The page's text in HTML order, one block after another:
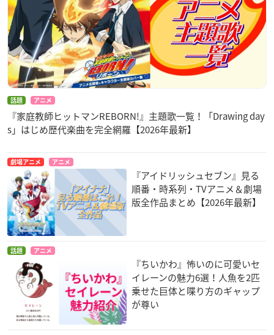
話題 アニメ
『家庭教師ヒットマンREBORN!』主題歌一覧！「Drawing day
s」はじめ歴代楽曲を完全網羅【2026年最新】
劇場アニメ アニメ
『アイドリッシュセブン』見る
順番・時系列・TVアニメ＆劇場
版全作品まとめ【2026年最新】
話題 アニメ
『ちいかわ』怖いのに可愛いセ
イレーンの魅力6選！人魚を2匹
乗せた巨体と喋り方のギャップ
が尊い